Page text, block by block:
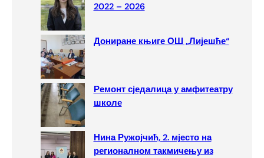
2022 – 2026
Дониране књиге ОШ „Лијешће“
Ремонт сједалица у амфитеатру
школе
Нина Ружојчић, 2. мјесто на
регионалном такмичењу из